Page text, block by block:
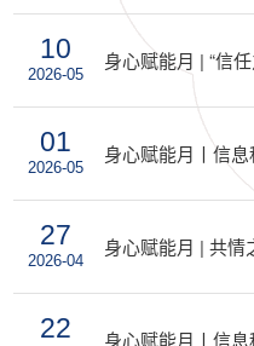
10
2026-05
身心赋能月 | “信
01
2026-05
27
2026-04
22